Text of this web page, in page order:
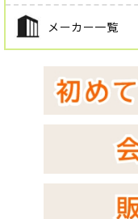
メーカー一覧